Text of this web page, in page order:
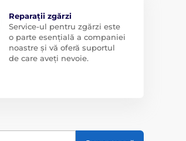
Reparații zgărzi
Service-ul pentru zgărzi este
o parte esențială a companiei
noastre și vă oferă suportul
de care aveți nevoie.